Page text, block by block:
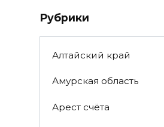
Рубрики
Алтайский край
Амурская область
Арест счёта